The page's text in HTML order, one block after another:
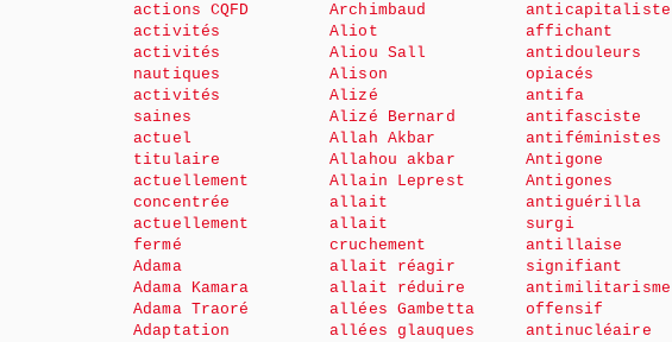
actions CQFD
activités
activités
nautiques
activités
saines
actuel
titulaire
actuellement
concentrée
actuellement
fermé
Adama
Adama Kamara
Adama Traoré
Adaptation
Archimbaud
Aliot
Aliou Sall
Alison
Alizé
Alizé Bernard
Allah Akbar
Allahou akbar
Allain Leprest
allait
allait
cruchement
allait réagir
allait réduire
allées Gambetta
allées glauques
anticapitaliste
affichant
antidouleurs
opiacés
antifa
antifasciste
antiféministes
Antigone
Antigones
antiguérilla
surgi
antillaise
signifiant
antimilitarisme
offensif
antinucléaire